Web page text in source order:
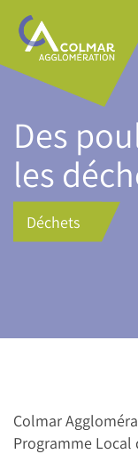
Aller
contenu
principal
Main
navigation
Des
les
Déchets
Colmar
Programme Local